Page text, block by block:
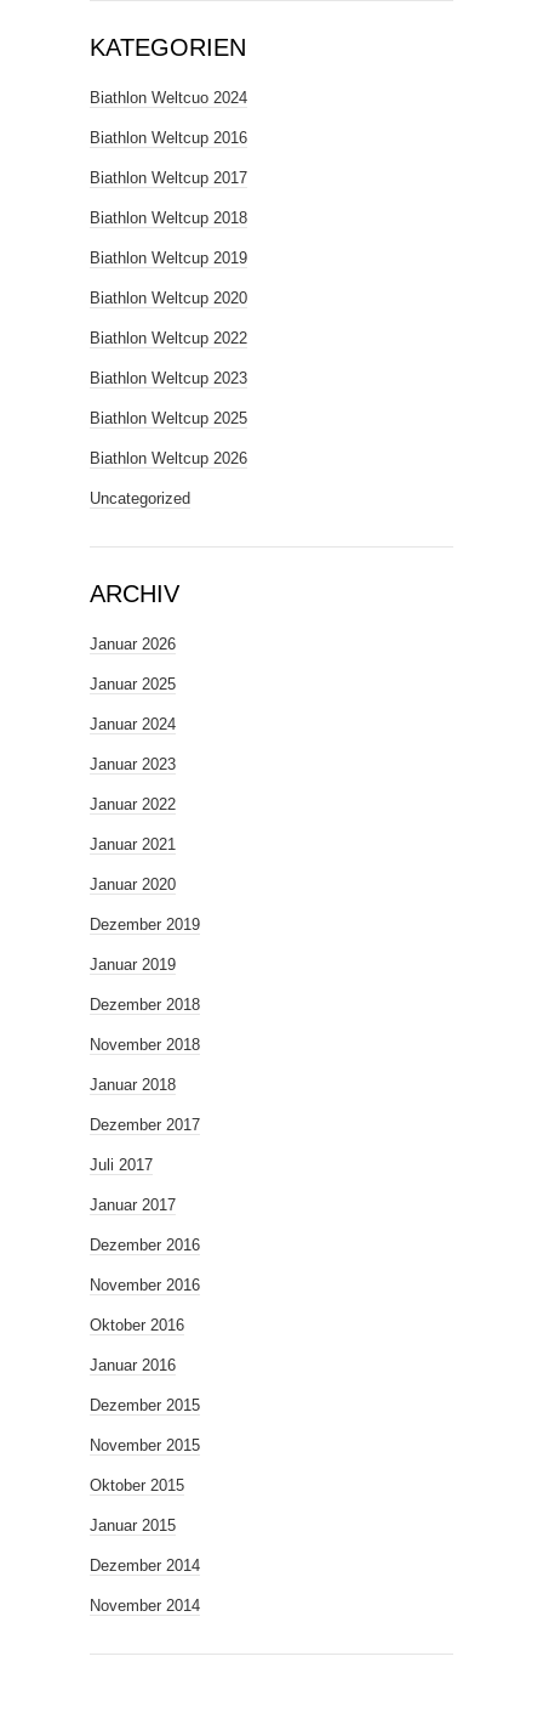
KATEGORIEN
Biathlon Weltcuo 2024
Biathlon Weltcup 2016
Biathlon Weltcup 2017
Biathlon Weltcup 2018
Biathlon Weltcup 2019
Biathlon Weltcup 2020
Biathlon Weltcup 2022
Biathlon Weltcup 2023
Biathlon Weltcup 2025
Biathlon Weltcup 2026
Uncategorized
ARCHIV
Januar 2026
Januar 2025
Januar 2024
Januar 2023
Januar 2022
Januar 2021
Januar 2020
Dezember 2019
Januar 2019
Dezember 2018
November 2018
Januar 2018
Dezember 2017
Juli 2017
Januar 2017
Dezember 2016
November 2016
Oktober 2016
Januar 2016
Dezember 2015
November 2015
Oktober 2015
Januar 2015
Dezember 2014
November 2014